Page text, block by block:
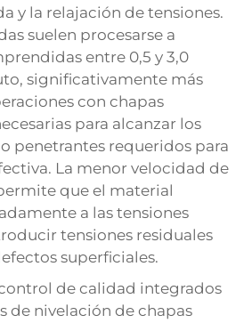
y la relajación de tensiones.
suelen procesarse a
entre 0,5 y 3,0
significativamente más
con chapas
para alcanzar los
penetrantes requeridos para
La menor velocidad de
que el material
a las tensiones
tensiones residuales
superficiales.
de calidad integrados
de nivelación de chapas